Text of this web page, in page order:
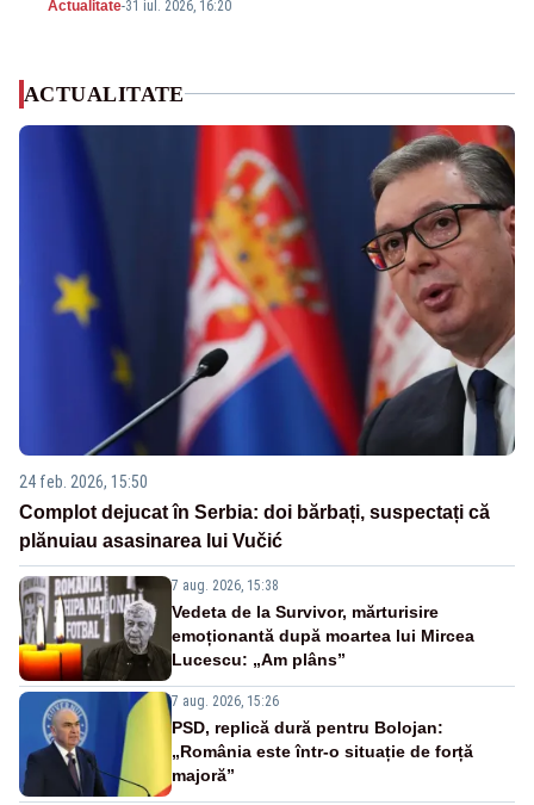
Actualitate-31 iul. 2026, 16:20
ACTUALITATE
24 feb. 2026, 15:50
Complot dejucat în Serbia: doi bărbați, suspectați că
plănuiau asasinarea lui Vučić
7 aug. 2026, 15:38
Vedeta de la Survivor, mărturisire
emoționantă după moartea lui Mircea
Lucescu: „Am plâns”
7 aug. 2026, 15:26
PSD, replică dură pentru Bolojan:
„România este într-o situație de forță
majoră”